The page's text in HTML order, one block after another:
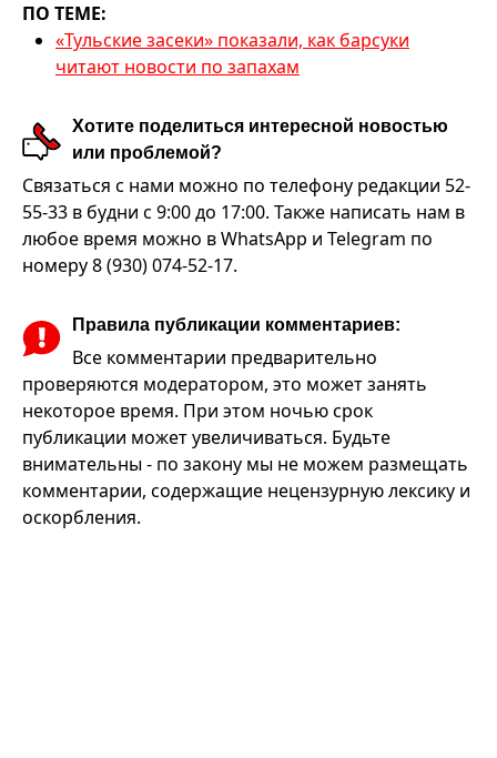
ПО ТЕМЕ:
«Тульские засеки» показали, как барсуки
читают новости по запахам
Хотите поделиться интересной новостью
или проблемой?
Связаться с нами можно по телефону редакции 52-
55-33 в будни с 9:00 до 17:00. Также написать нам в
любое время можно в WhatsApp и Telegram по
номеру 8 (930) 074-52-17.
Правила публикации комментариев:
Все комментарии предварительно
проверяются модератором, это может занять
некоторое время. При этом ночью срок
публикации может увеличиваться. Будьте
внимательны - по закону мы не можем размещать
комментарии, содержащие нецензурную лексику и
оскорбления.